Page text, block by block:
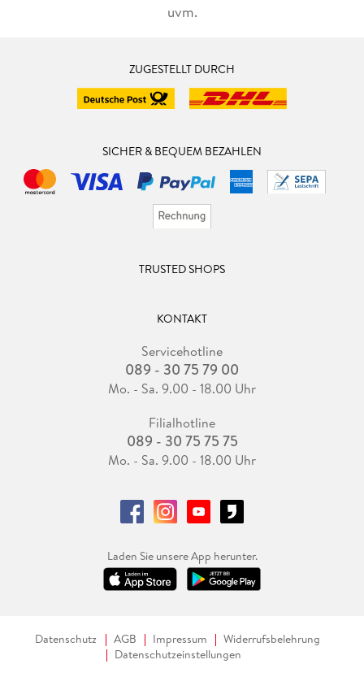
uvm.
ZUGESTELLT DURCH
SICHER & BEQUEM BEZAHLEN
TRUSTED SHOPS
KONTAKT
Servicehotline
089 - 30 75 79 00
Mo. - Sa. 9.00 - 18.00 Uhr
Filialhotline
089 - 30 75 75 75
Mo. - Sa. 9.00 - 18.00 Uhr
Laden Sie unsere App herunter.
Datenschutz AGB Impressum
Widerrufsbelehrung
Datenschutzeinstellungen